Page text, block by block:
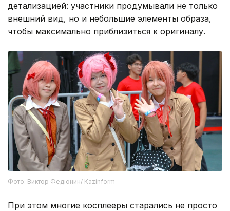
детализацией: участники продумывали не только
внешний вид, но и небольшие элементы образа,
чтобы максимально приблизиться к оригиналу.
Фото: Виктор Федюнин/ Kazinform
При этом многие косплееры старались не просто